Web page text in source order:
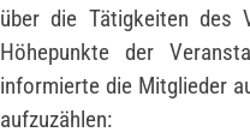
über die Tätigkeiten des
Höhepunkte der
informierte die Mitglieder
aufzuzählen: